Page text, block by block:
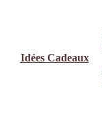
Idées Cadeaux